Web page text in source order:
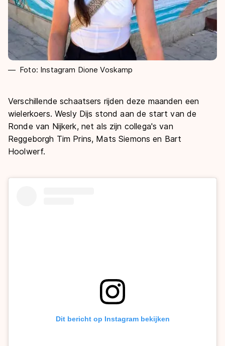
Foto: Instagram Dione Voskamp
Verschillende schaatsers rijden deze maanden een
wielerkoers. Wesly Dijs stond aan de start van de
Ronde van Nijkerk, net als zijn collega's van
Reggeborgh Tim Prins, Mats Siemons en Bart
Hoolwerf.
Dit bericht op Instagram bekijken